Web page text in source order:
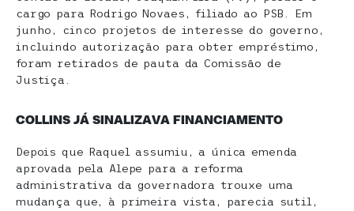
cargo para Rodrigo Novaes, filiado ao PSB. Em
junho, cinco projetos de interesse do governo,
incluindo autorização para obter empréstimo,
foram retirados de pauta da Comissão de
Justiça.
COLLINS JÁ SINALIZAVA FINANCIAMENTO
Depois que Raquel assumiu, a única emenda
aprovada pela Alepe para a reforma
administrativa da governadora trouxe uma
mudança que, à primeira vista, parecia sutil,